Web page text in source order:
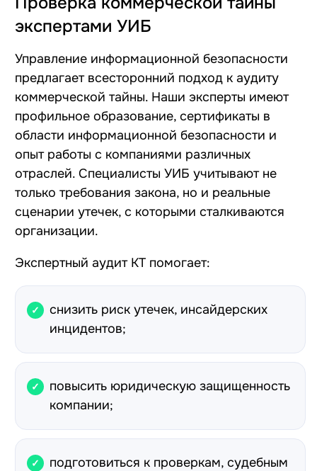
экспертами УИБ
Управление информационной безопасности
предлагает всесторонний подход к аудиту
коммерческой тайны. Наши эксперты имеют
профильное образование, сертификаты в
области информационной безопасности и
опыт работы с компаниями различных
отраслей. Специалисты УИБ учитывают не
только требования закона, но и реальные
сценарии утечек, с которыми сталкиваются
организации.
Экспертный аудит КТ помогает:
снизить риск утечек, инсайдерских
инцидентов;
повысить юридическую защищенность
компании;
подготовиться к проверкам, судебным